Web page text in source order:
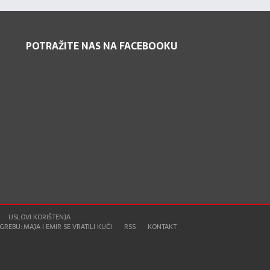
POTRAŽITE NAS NA FACEBOOKU
USLOVI KORIŠTENJA
MAJA I EMIR SE VRATILI KUĆI
RSS KONTAKT